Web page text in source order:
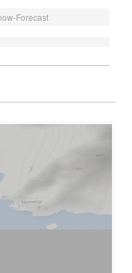
Forecast